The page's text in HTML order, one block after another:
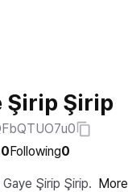
Şirip Şirip
0Following0
Şirip Şirip. More